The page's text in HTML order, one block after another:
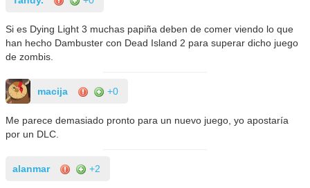
Si es Dying Light 3 muchas papiña deben de comer viendo lo que
han hecho Dambuster con Dead Island 2 para superar dicho juego
de zombis.
macija +0
Me parece demasiado pronto para un nuevo juego, yo apostaría
por un DLC.
alanmar +2